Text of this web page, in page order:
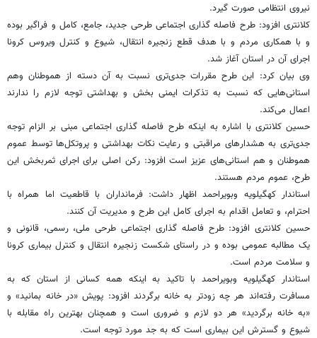
نیروی انتظامی صورت گیرد.
کلانتری افزود: طرح فاصله گذاری اجتماعی طرحی جدید، جامع، کامل و فراگیر بوده
و با همکاری مردم و با هدف قطع زنجیره انتقال، شیوع و کنترل ویروس کرونا
اجرای آن در استان آغاز شد.
وی بیان کرد: این طرح مقررات جدی‌تری نسبت به آن دسته از هموطنان وهم
استانی‌هایی که نسبت به تذکرات ایمنی بخش و بهداشتی توجه لازم را ندارند
اعمال می‌کند.
حسین کلانتری با اشاره به اینکه طرح فاصله گذاری اجتماعی مبنی بر الزام توجه
جدی‌تری به هشدارهای مراقبتی و رعایت نکات بهداشتی و پروتکل‌ها توسط عموم
هموطنان و هم استانی‌های عزیز است افزود: رکن اصلی برای اجرای ثمربخش این
طرح، عموم مردم هستند.
استاندار کهگیلویه وبویراحمد اظهار داشت: فرمانداران با قاطعیت اما همراه با
احترام، و تعامل اقدام به اجرای کامل این طرح و مدیریت آن کنند.
حسین کلانتری افزود: طرح فاصله گذاری اجتماعی طرحی ملی، رسمی، قانونی و
یک مطالبه عمومی بوده و در راستای شکست زنجیره انتقال و کنترل بیماری کرونا
و سلامت مردم است.
استاندار کهگیلویه وبویراحمد با تاکید به اینکه همه کسانی از استان که به
مسافرت رفته‌اند هر چه زودتر به خانه برگردند افزود: پویش «در خانه بمانید» و
«به خانه برگردید» هر دو لازم و ضروری است و همچنان بهترین راه مقابله با
شیوع و گسترش این بیماری است که به جد مورد توجه است.